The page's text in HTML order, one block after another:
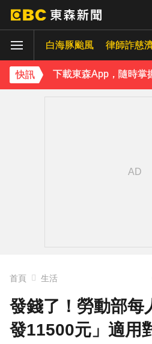
白海豚颱風 律師詐慈
快訊
下載東森App，隨時掌
首頁 生活
發錢了！勞動部每
發11500元」適用